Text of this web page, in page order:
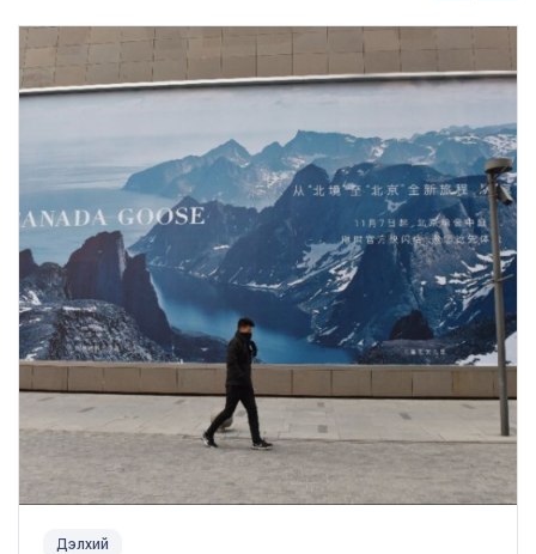
Дэлхий